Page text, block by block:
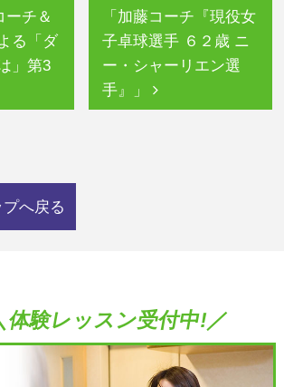
「加藤コーチ『現役女
子卓球選手 ６２歳 ニ
ー・シャーリエン選
手』」
ーチ＆
る「ダ
」第3
へ戻る
体験レッスン受付中!／